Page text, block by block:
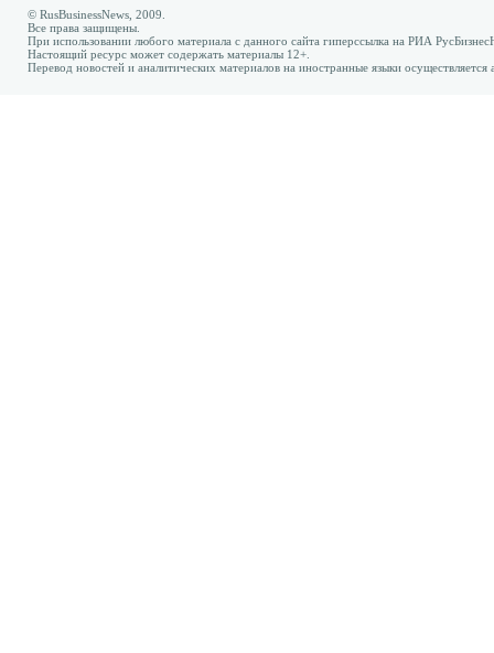
© RusBusinessNews, 2009.
Все права защищены.
При использовании любого материала с данного сайта гиперссылка на РИА
Настоящий ресурс может содержать материалы 12+.
Перевод новостей и аналитических материалов на иностранные языки осуществляется